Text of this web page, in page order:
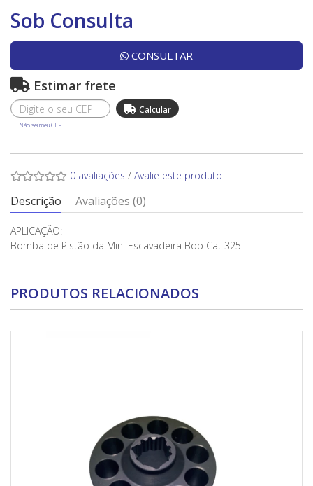
Sob Consulta
CONSULTAR
Estimar frete
Não sei meu CEP
0 avaliações / Avalie este produto
Descrição Avaliações (0)
APLICAÇÃO:
Bomba de Pistão da Mini Escavadeira Bob Cat 325
PRODUTOS RELACIONADOS